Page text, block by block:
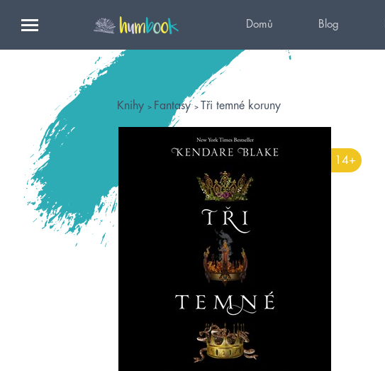
Domů Blog
Knihy Fantasy Tři temné koruny
14+